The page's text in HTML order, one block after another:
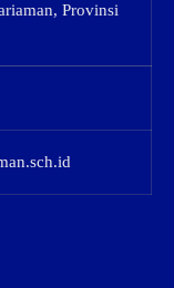
Provinsi